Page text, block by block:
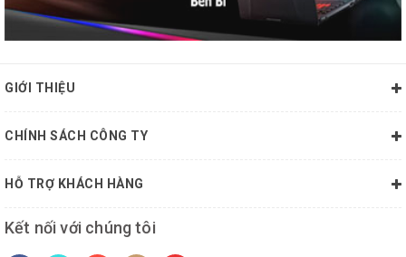
GIỚI THIỆU
CHÍNH SÁCH CÔNG TY
HỖ TRỢ KHÁCH HÀNG
Kết nối với chúng tôi